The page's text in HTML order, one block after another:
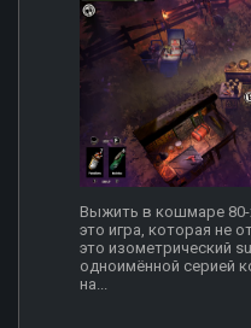
Выжить в кошмаре 80-
это игра, которая не
это изометрический
одноимённой серией
на...